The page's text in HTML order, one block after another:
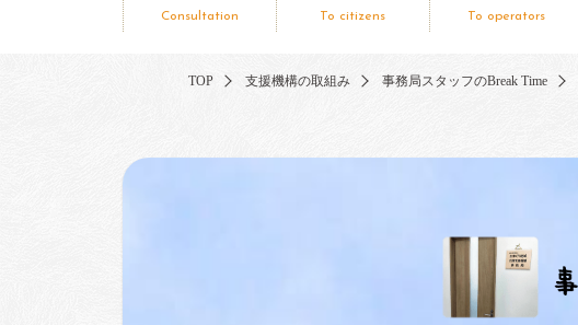
Consultation To citizens To operators
TOP 支援機構の取組み 事務局スタッフのBreak Time